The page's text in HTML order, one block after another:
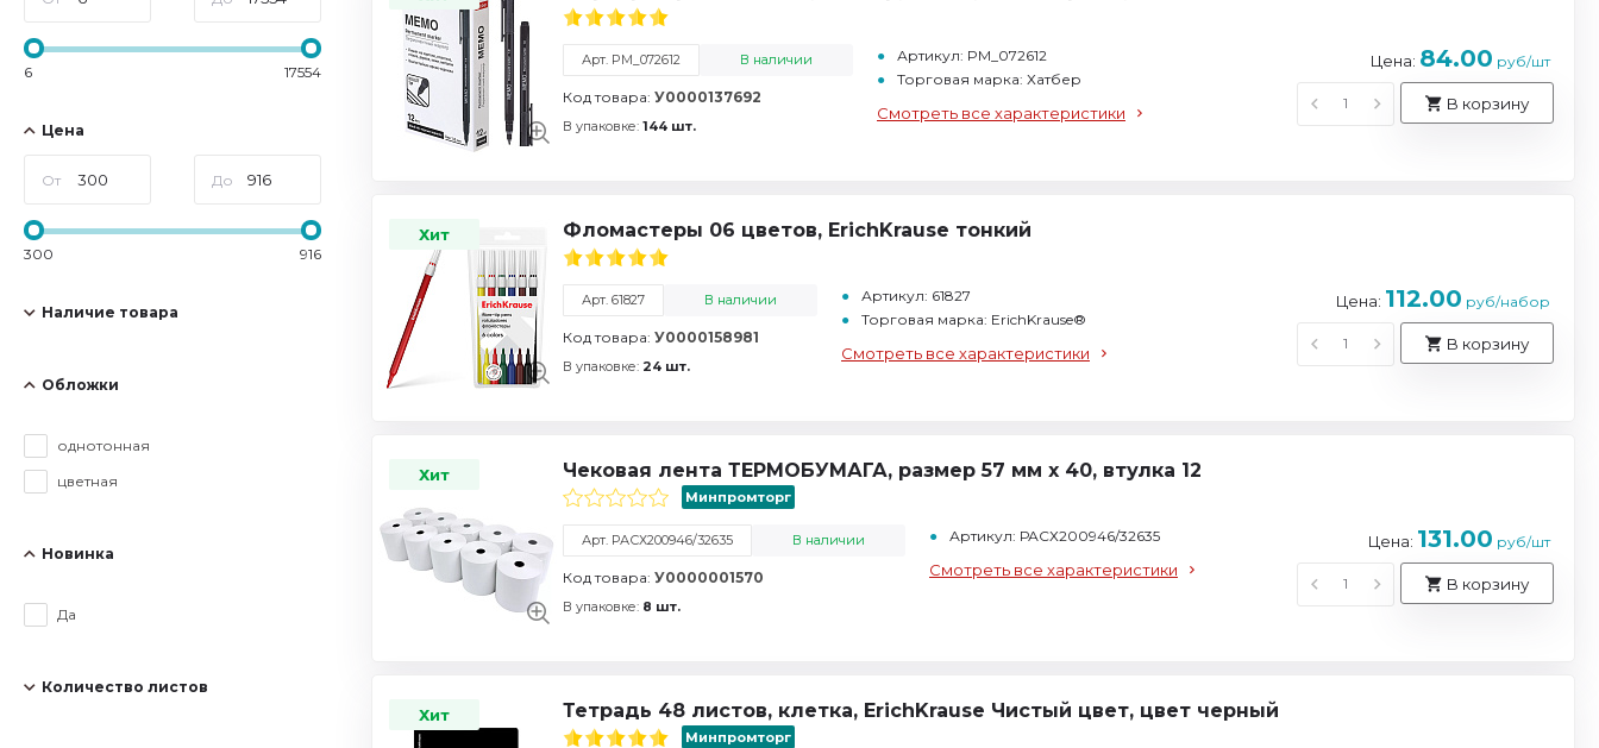
6 17554
Цена
От До
300 916
Наличие товара
Обложки
однотонная
цветная
Новинка
Да
Количество листов
Арт. PM_072612 В наличии
Код товара: У0000137692
В упаковке: 144 шт.
Артикул: PM_072612
Торговая марка: Хатбер
Смотреть все характеристики
Цена: 84.00 руб/шт
В корзину
Хит Фломастеры 06 цветов, ErichKrause тонкий
Арт. 61827 В наличии
Код товара: У0000158981
В упаковке: 24 шт.
Артикул: 61827
Торговая марка: ErichKrause®
Смотреть все характеристики
Цена: 112.00 руб/набор
В корзину
Хит Чековая лента ТЕРМОБУМАГА, размер 57 мм х 40, втулка 12
Минпромторг
Арт. РАСХ200946/32635 В наличии
Код товара: У0000001570
В упаковке: 8 шт.
Артикул: РАСХ200946/32635
Смотреть все характеристики
Цена: 131.00 руб/шт
В корзину
Хит Тетрадь 48 листов, клетка, ErichKrause Чистый цвет, цвет черный
Минпромторг